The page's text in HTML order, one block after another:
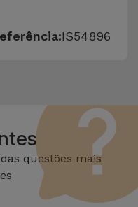
IS54896
questões mais